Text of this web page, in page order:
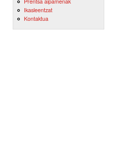
Ikasleentzat
Kontaktua